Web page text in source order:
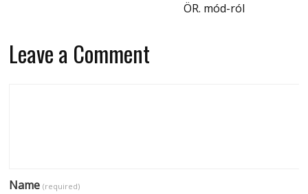
ÖR. mód-ról
Leave a Comment
Name(required)